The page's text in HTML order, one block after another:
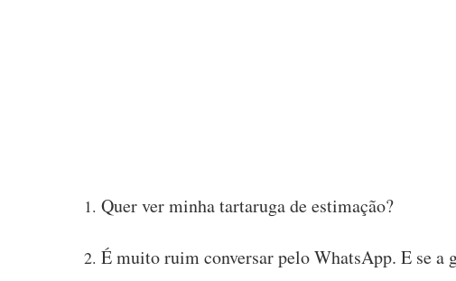
Quer ver minha tartaruga de estimação?
É muito ruim conversar pelo WhatsApp. E se